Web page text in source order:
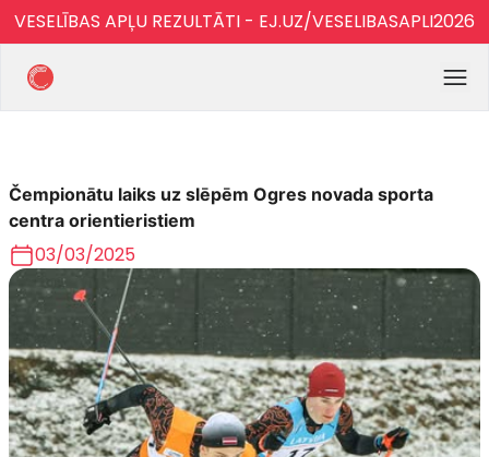
VESELĪBAS APĻU REZULTĀTI - EJ.UZ/VESELIBASAPLI2026
Čempionātu laiks uz slēpēm Ogres novada sporta
centra orientieristiem
03/03/2025